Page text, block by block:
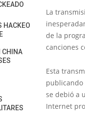
La
de la
canciones
Esta
publicando
se debió a
Internet
HACKEO
CHINA